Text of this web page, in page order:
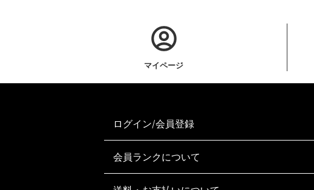
マイページ
ログイン/会員登録
会員ランクについて